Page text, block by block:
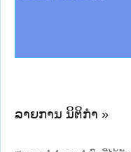
າຊົນ ພາກເໜືອ
ການ
ກາງ
ໃຕ້
ຕຳຫຼວດປະຊາຊົນ
ສັນຕິບານປະຊາຊົນ
ກເໜືອ
າຊົນ ພາກກາງ
ລາຍການ ນິຕິກໍາ »